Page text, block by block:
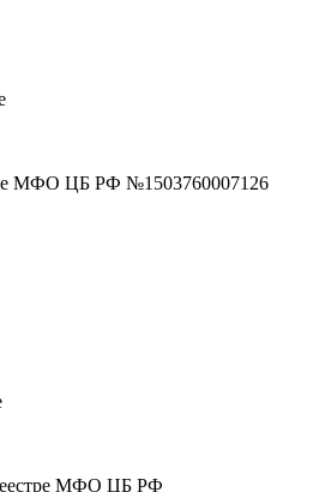
МФО ЦБ РФ №1503760007126
МФО ЦБ РФ